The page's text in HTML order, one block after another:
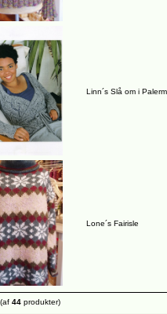
Linn´s Slå om i
Lone´s Fairisle
(af 44 produkter)